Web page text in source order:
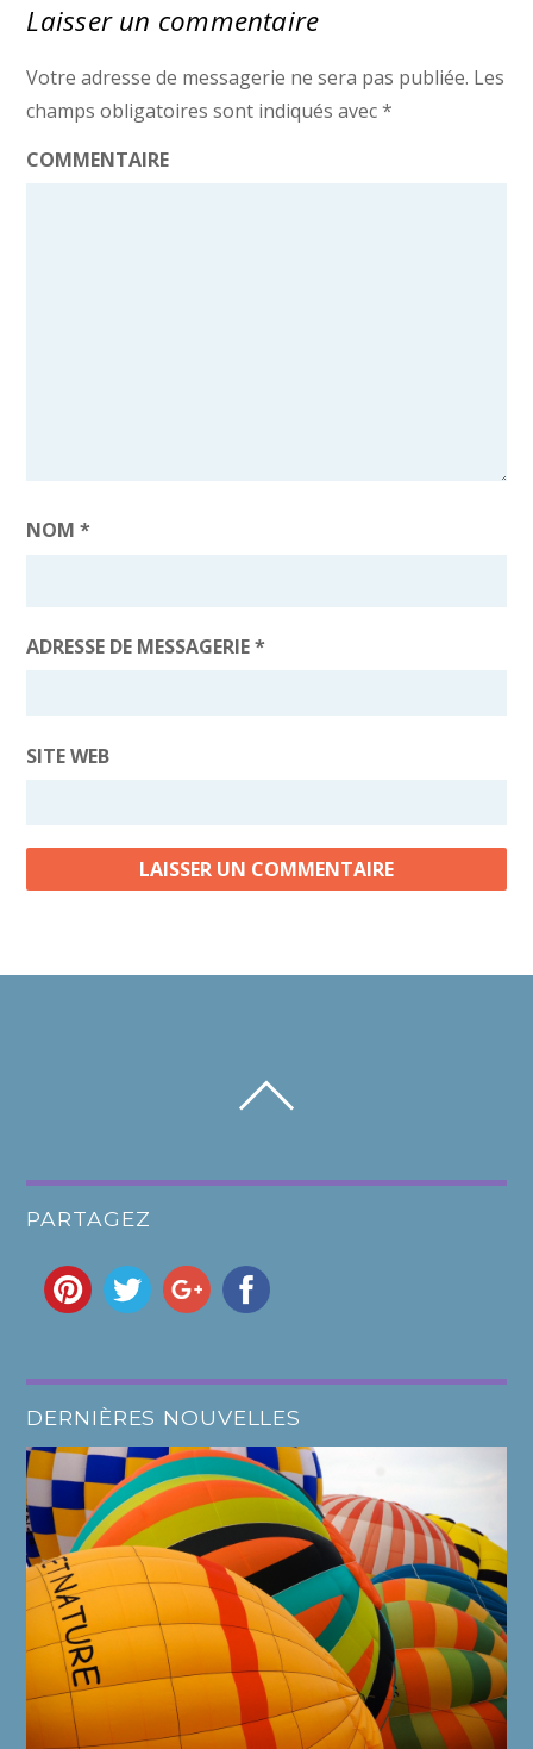
Laisser un commentaire
Votre adresse de messagerie ne sera pas publiée. Les
champs obligatoires sont indiqués avec*
COMMENTAIRE
NOM*
ADRESSE DE MESSAGERIE*
SITE WEB
PARTAGEZ
DERNIÈRES NOUVELLES